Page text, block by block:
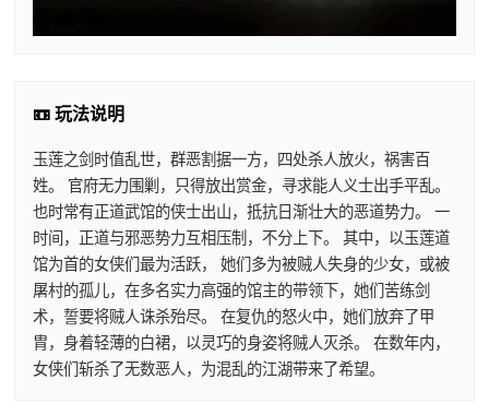
📼 玩法说明
玉莲之剑时值乱世，群恶割据一方，四处杀人放火，祸害百
姓。 官府无力围剿，只得放出赏金，寻求能人义士出手平乱。
也时常有正道武馆的侠士出山，抵抗日渐壮大的恶道势力。 一
时间，正道与邪恶势力互相压制，不分上下。 其中，以玉莲道
馆为首的女侠们最为活跃， 她们多为被贼人失身的少女，或被
屠村的孤儿，在多名实力高强的馆主的带领下，她们苦练剑
术，誓要将贼人诛杀殆尽。 在复仇的怒火中，她们放弃了甲
胄，身着轻薄的白裙，以灵巧的身姿将贼人灭杀。 在数年内，
女侠们斩杀了无数恶人，为混乱的江湖带来了希望。